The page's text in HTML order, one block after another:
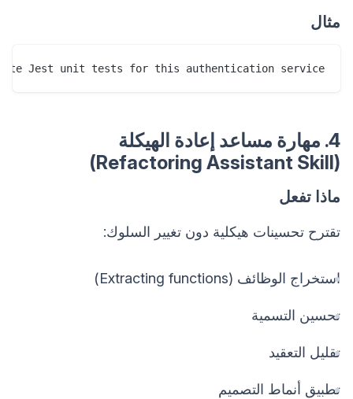
مثال
Jest unit tests for this authentication service.
4. مهارة مساعد إعادة الهيكلة
(Refactoring Assistant Skill)
ماذا تفعل
تقترح تحسينات هيكلية دون تغيير السلوك:
استخراج الوظائف (Extracting functions)
تحسين التسمية
تقليل التعقيد
تطبيق أنماط التصميم